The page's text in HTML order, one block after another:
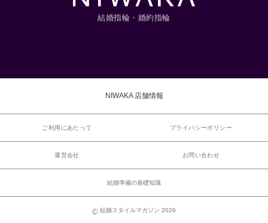
結婚指輪・婚約指輪
NIWAKA 店舗情報
ご利用にあたって プライバシーポリシー
運営会社 お問い合わせ
結婚準備の基礎知識
© 結婚スタイルマガジン 2026